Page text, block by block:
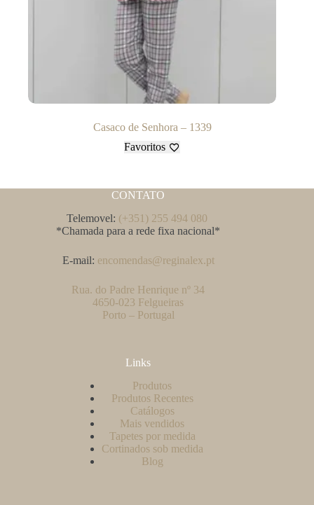
Casaco de Senhora – 1339
Favoritos
CONTATO
Telemovel: (+351) 255 494 080
*Chamada para a rede fixa nacional*
E-mail: encomendas@reginalex.pt
Rua. do Padre Henrique nº 34
4650-023 Felgueiras
Porto – Portugal
Links
Produtos
Produtos Recentes
Catálogos
Mais vendidos
Tapetes por medida
Cortinados sob medida
Blog